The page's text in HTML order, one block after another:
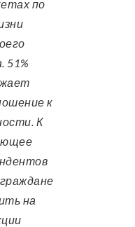
по
51%
к
К
на